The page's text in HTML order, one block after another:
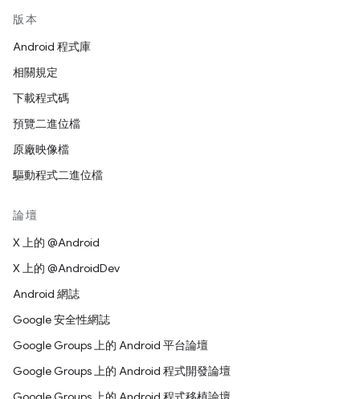
版本
Android 程式庫
相關規定
下載程式碼
預覽二進位檔
原廠映像檔
驅動程式二進位檔
論壇
X 上的 @Android
X 上的 @AndroidDev
Android 網誌
Google 安全性網誌
Google Groups 上的 Android 平台論壇
Google Groups 上的 Android 程式開發論壇